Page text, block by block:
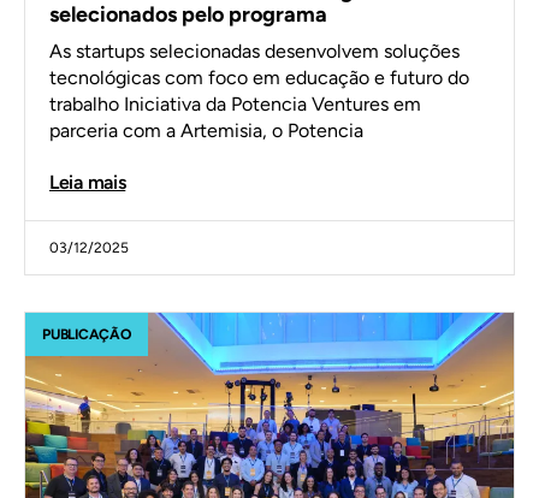
selecionados pelo programa
As startups selecionadas desenvolvem soluções
tecnológicas com foco em educação e futuro do
trabalho Iniciativa da Potencia Ventures em
parceria com a Artemisia, o Potencia
Leia mais
03/12/2025
PUBLICAÇÃO